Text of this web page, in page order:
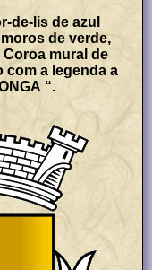
de-lis de azul
de verde,
mural de
com a legenda a
“.